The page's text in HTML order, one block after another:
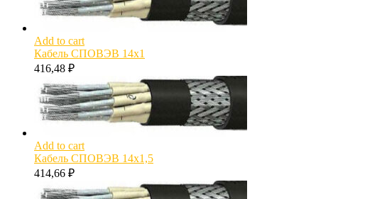
Add to cart
Кабель СПОВЭВ 14х1
416,48 ₽
Add to cart
Кабель СПОВЭВ 14х1,5
414,66 ₽